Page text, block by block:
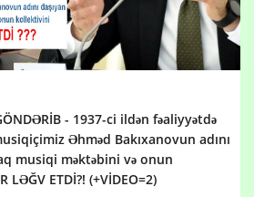
- 1937-ci ildən fəaliyyətdə
Əhməd Bakıxanovun adını
musiqi məktəbini və onun
ETDİ?! (+VİDEO=2)